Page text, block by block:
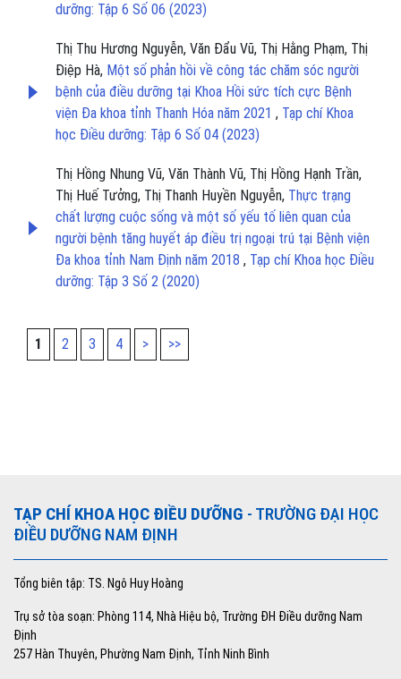
dưỡng: Tập 6 Số 06 (2023)
Thị Thu Hương Nguyễn, Văn Đẩu Vũ, Thị Hằng Phạm, Thị
Điệp Hà, Một số phản hồi về công tác chăm sóc người
bệnh của điều dưỡng tại Khoa Hồi sức tích cực Bệnh
viện Đa khoa tỉnh Thanh Hóa năm 2021 , Tạp chí Khoa
học Điều dưỡng: Tập 6 Số 04 (2023)
Thị Hồng Nhung Vũ, Văn Thành Vũ, Thị Hồng Hạnh Trần,
Thị Huế Tưởng, Thị Thanh Huyền Nguyễn, Thực trạng
chất lượng cuộc sống và một số yếu tố liên quan của
người bệnh tăng huyết áp điều trị ngoại trú tại Bệnh viện
Đa khoa tỉnh Nam Định năm 2018 , Tạp chí Khoa học Điều
dưỡng: Tập 3 Số 2 (2020)
1 2 3 4 > >>
TẠP CHÍ KHOA HỌC ĐIỀU DƯỠNG - TRƯỜNG ĐẠI HỌC
ĐIỀU DƯỠNG NAM ĐỊNH
Tổng biên tập: TS. Ngô Huy Hoàng
Trụ sở tòa soạn: Phòng 114, Nhà Hiệu bộ, Trường ĐH Điều dưỡng Nam
Định
257 Hàn Thuyên, Phường Nam Định, Tỉnh Ninh Bình